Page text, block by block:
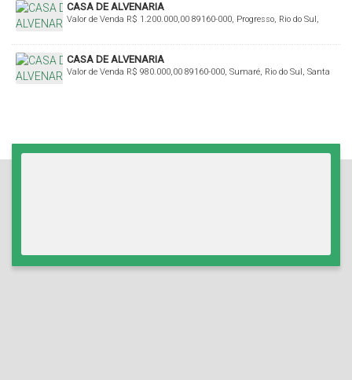
CASA DE ALVENARIA
R$ 1.200.000,00
Valor de Venda
89160-000, Progresso, Rio do Sul,
CASA DE ALVENARIA
R$ 980.000,00
Valor de Venda
89160-000, Sumaré, Rio do Sul, Santa